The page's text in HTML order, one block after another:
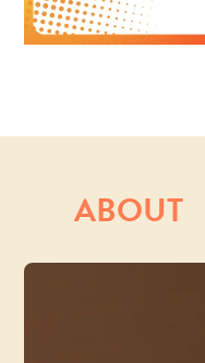
ABOUT